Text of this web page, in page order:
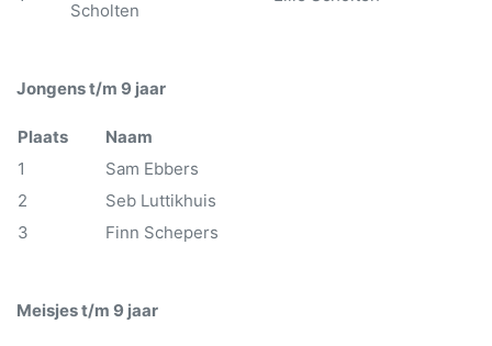
Scholten
Jongens t/m 9 jaar
Plaats
Naam
1
Sam Ebbers
2
Seb Luttikhuis
3
Finn Schepers
Meisjes t/m 9 jaar